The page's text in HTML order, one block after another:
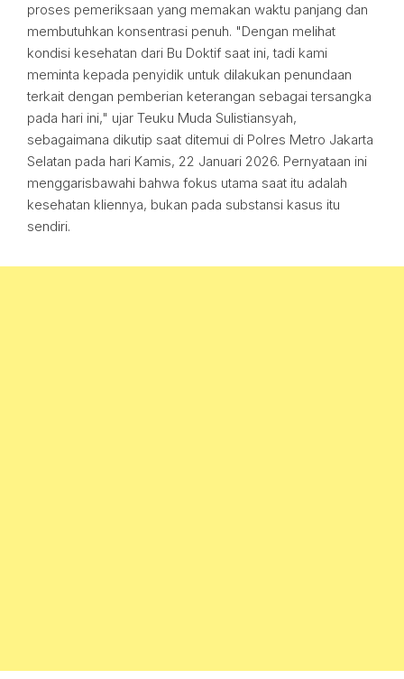
proses pemeriksaan yang memakan waktu panjang dan
membutuhkan konsentrasi penuh. "Dengan melihat
kondisi kesehatan dari Bu Doktif saat ini, tadi kami
meminta kepada penyidik untuk dilakukan penundaan
terkait dengan pemberian keterangan sebagai tersangka
pada hari ini," ujar Teuku Muda Sulistiansyah,
sebagaimana dikutip saat ditemui di Polres Metro Jakarta
Selatan pada hari Kamis, 22 Januari 2026. Pernyataan ini
menggarisbawahi bahwa fokus utama saat itu adalah
kesehatan kliennya, bukan pada substansi kasus itu
sendiri.